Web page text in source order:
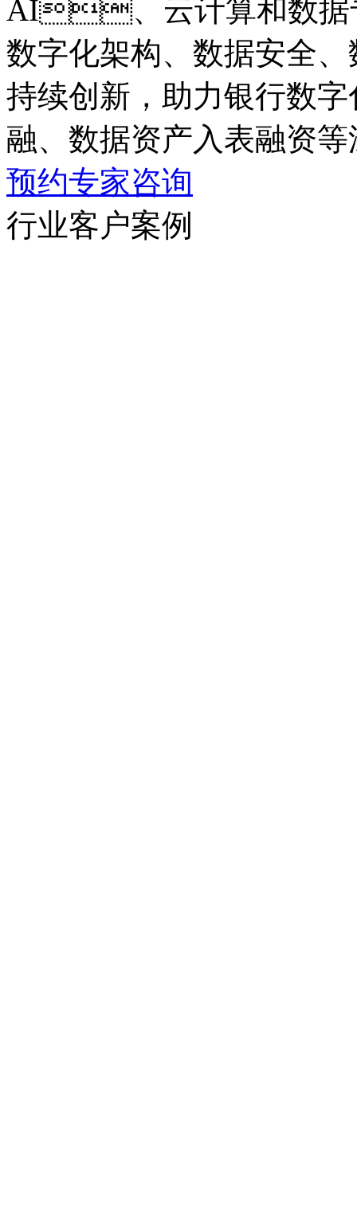
AI、云计算和数据专业
数字化架构、数据安全
持续创新，助力银行数
融、数据资产入表融资
预约专家咨询
行业客户案例